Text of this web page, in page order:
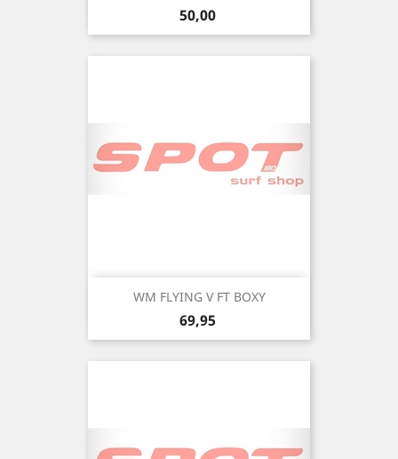
Precio
50,00
WM FLYING V FT BOXY
Precio
69,95